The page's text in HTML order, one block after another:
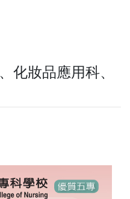
化妝品應用科、